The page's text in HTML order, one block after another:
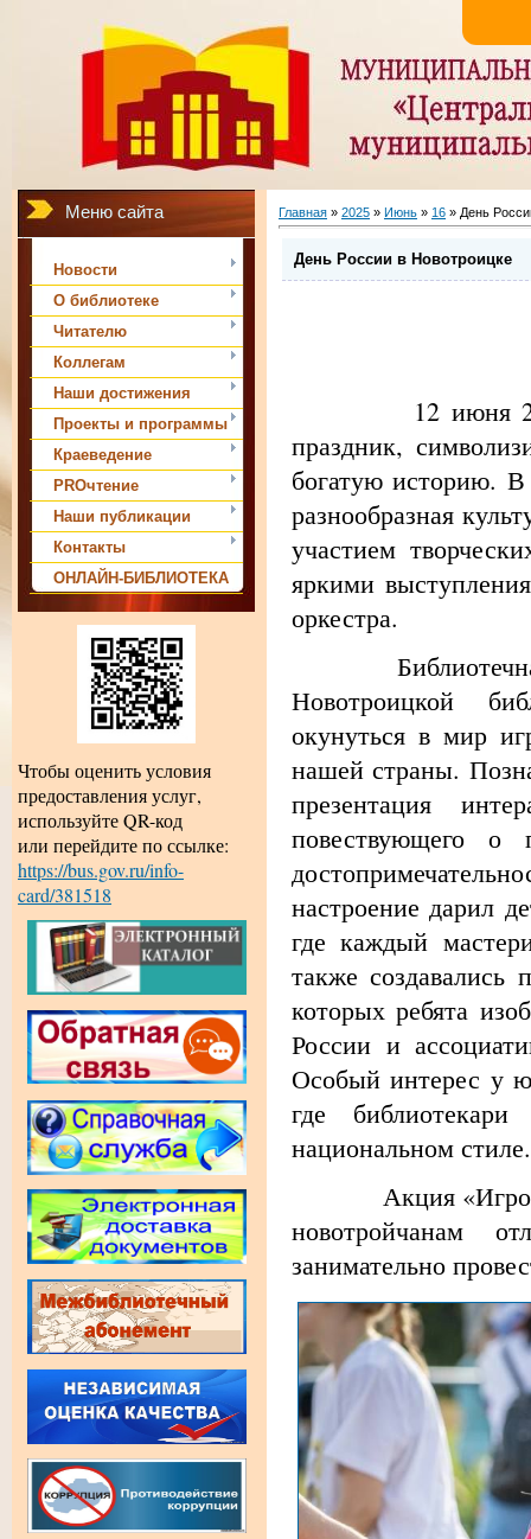
Меню сайта
Новости
О библиотеке
Читателю
Коллегам
Наши достижения
Проекты и программы
Краеведение
PROчтение
Наши публикации
Контакты
ОНЛАЙН-БИБЛИОТЕКА
Чтобы оценить условия
предоставления услуг,
используйте QR-код
или перейдите по ссылке:
https://bus.gov.ru/info-
card/381518
Главная » 2025 » Июнь » 16 » День
День России в Новотроицке
12 июня
праздник,
богатую историю. В
разнообразная
участием
яркими
оркестра.
Библиотечная
Новотроицкой
окунуться в мир
нашей страны.
презентация
повествующего о
настроение дарил
где каждый
также
которых ребята
России и
Особый интерес у
где
национальном стиле.
Акция «Игровая
новотройчанам
занимательно